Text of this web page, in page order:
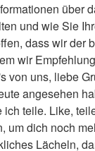
über
und wie Sie
dass wir der
wir
von uns, liebe
angesehen
teile. Like,
um dich noch
Lächeln,